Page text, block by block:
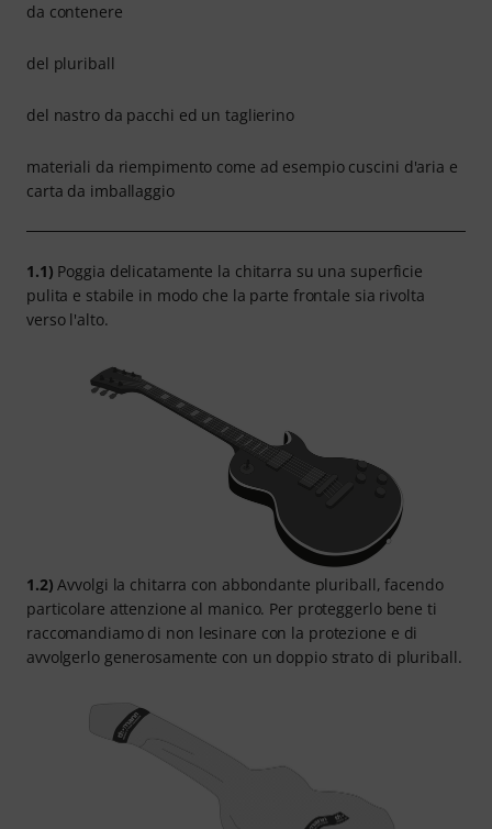
da contenere
del pluriball
del nastro da pacchi ed un taglierino
materiali da riempimento come ad esempio cuscini d'aria e
carta da imballaggio
1.1) Poggia delicatamente la chitarra su una superficie
pulita e stabile in modo che la parte frontale sia rivolta
verso l'alto.
1.2)Avvolgi la chitarra con abbondante pluriball, facendo
particolare attenzione al manico. Per proteggerlo bene ti
raccomandiamo di non lesinare con la protezione e di
avvolgerlo generosamente con un doppio strato di pluriball.